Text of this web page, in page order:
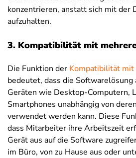
konzentrieren, anstatt sich mit der
aufzuhalten.
3. Kompatibilität mit
Die Funktion der Kompatibilität mit
bedeutet, dass die Softwarelösung
Geräten wie Desktop-Computern,
Smartphones unabhängig von
verwendet werden kann. Diese
dass Mitarbeiter ihre Arbeitszeit
Gerät aus auf die Software
im Büro, von zu Hause aus oder